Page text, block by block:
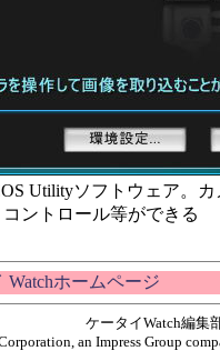
Utilityソフトウェア。
ントロール等ができる
Watchホームページ
ケータイWatch編
an Impress Group